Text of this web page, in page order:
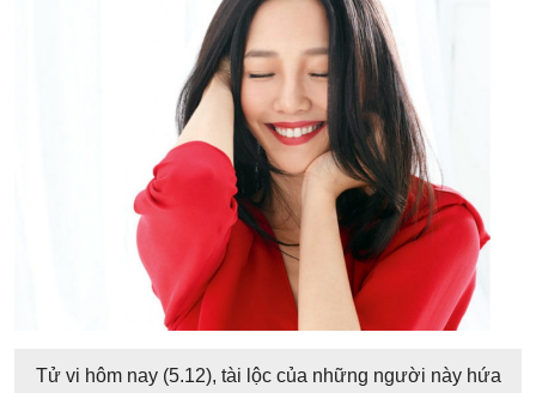
Tử vi hôm nay (5.12), tài lộc của những người này hứa